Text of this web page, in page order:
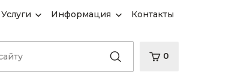
Услуги Информация Контакты
0